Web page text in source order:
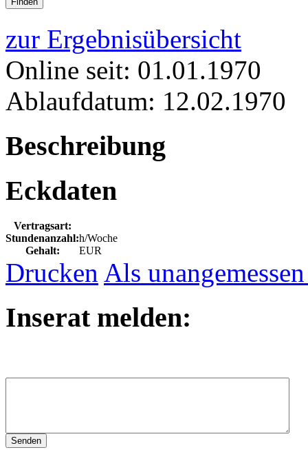
zur Ergebnisübersicht
Online seit: 01.01.1970
Ablaufdatum: 12.02.1970
Beschreibung
Eckdaten
Vertragsart:
Stundenanzahl:h/Woche
Gehalt:
EUR
Drucken Als
Inserat melden: